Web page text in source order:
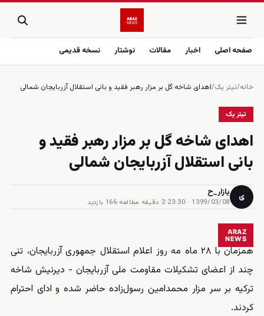
صفحه اصلی اخبار مقالات نوشتار نسخه قدیمی
خانه/تیتر یک/اهدای شاخه گل بر مزار رهبر فقید و بانی استقلال آزربایجان شمالی
تیتر یک
اهدای شاخه گل بر مزار رهبر فقید و
بانی استقلال آزربایجان شمالی
ی یازار_ح
1399/03/08 · 23:30
·2 دقیقه مطالعه ·166 بازدید
ARAZ
NEWS
همزمان با ۲۸ ماه مه روز اعلام استقلال جمهوری آزربایجان، تنی
چند از اعضای تشکیلات مقاومت ملی آزربایجان - دیرنیش شاخه
ترکیه بر سر مزار محمدامین رسول‌زاده حاضر شده و ادای احترام
کردند.